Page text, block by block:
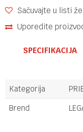
Sačuvajte u listi
Uporedite
SPECIFIKACIJA
Kategorija
Brend